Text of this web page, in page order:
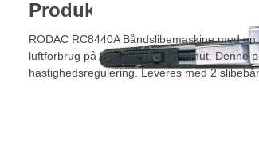
Produktinformation
RODAC RC8440A Båndslibemaskine med
luftforbrug på kun 250 liter pr. minut. Denne
hastighedsregulering. Leveres med 2